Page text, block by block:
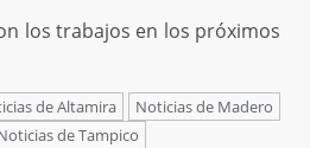
los trabajos en los próximos
de Altamira
Noticias de Madero
de Tampico